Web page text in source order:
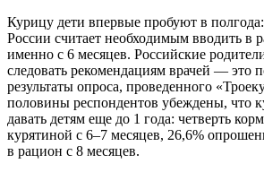
Курицу дети впервые пробуют в
России считает необходимым вводить в
именно с 6 месяцев. Российские
следовать рекомендациям врачей — это
результаты опроса, проведенного
половины респондентов убеждены, что
давать детям еще до 1 года: четверть
курятиной с 6–7 месяцев, 26,6%
в рацион с 8 месяцев.